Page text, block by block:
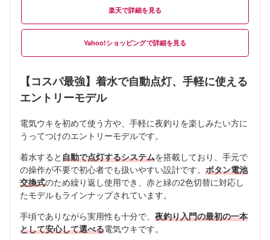
楽天
Yahoo!ショッピング
【コスパ最強】着水で自動点灯、手軽に使える
エントリーモデル
電気ウキを初めて使う方や、手軽に夜釣りを楽しみたい方に
うってつけのエントリーモデルです。
着水すると自動で点灯するシステムを搭載しており、手元で
の操作が不要で初心者でも扱いやすい設計です。 ボタン電池
交換式のため繰り返し使用でき、赤と緑の2色切替に対応し
たモデルもラインナップされています。
手頃でありながら実用性も十分で、 夜釣り入門の最初の一本
として安心して選べる電気ウキです。